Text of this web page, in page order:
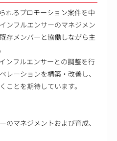
れるプロモーション案件を中
ンフルエンサーのマネジメン
存メンバーと協働しながら主
ンフルエンサーとの調整を行
レーションを構築・改善し、
ことを期待しています。
のマネジメントおよび育成、